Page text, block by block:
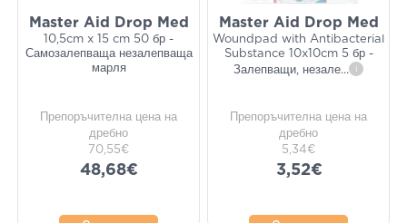
Master Aid Drop Med
10,5cm x 15 cm 50 бр -
Самозалепваща незалепваща
марля
Препоръчителна цена на
дребно
70,55€
48,68€
Master Aid Drop Med
Woundpad with Antibacterial
Substance 10x10cm 5 бр -
Залепващи, незале... i
Препоръчителна цена на
дребно
5,34€
3,52€